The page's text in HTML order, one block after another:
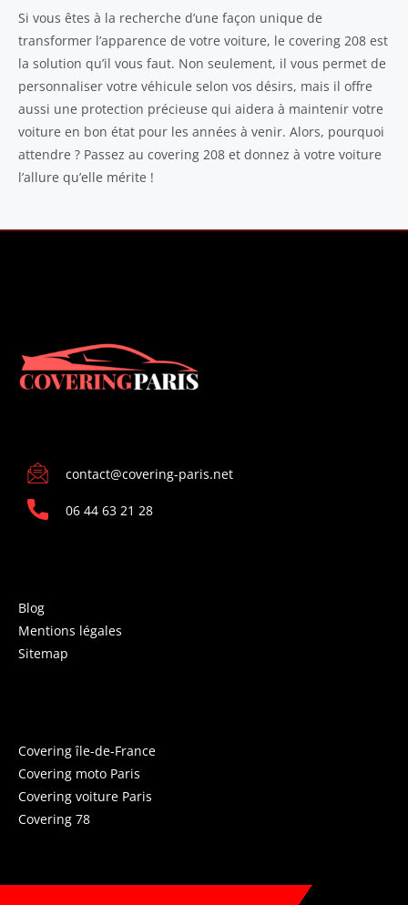
Si vous êtes à la recherche d’une façon unique de
transformer l’apparence de votre voiture, le covering 208 est
la solution qu’il vous faut. Non seulement, il vous permet de
personnaliser votre véhicule selon vos désirs, mais il offre
aussi une protection précieuse qui aidera à maintenir votre
voiture en bon état pour les années à venir. Alors, pourquoi
attendre ? Passez au covering 208 et donnez à votre voiture
l’allure qu’elle mérite !
contact@covering-paris.net
06 44 63 21 28
Blog
Mentions légales
Sitemap
Covering île-de-France
Covering moto Paris
Covering voiture Paris
Covering 78